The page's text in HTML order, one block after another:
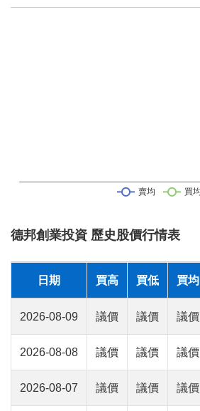
德邦創業投資 歷史股價行情表
日期 買高 買低 買均
2026-08-09 議價 議價 議價
2026-08-08 議價 議價 議價
2026-08-07 議價 議價 議價